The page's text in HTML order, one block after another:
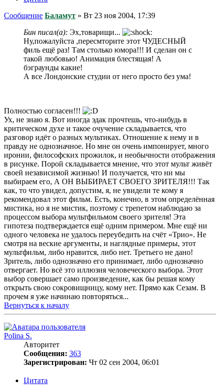
Сообщение Баламут » Вт 23 ноя 2004, 17:39
Бин писал(а): Эх,товарищи...
Ну,пожалуйста ,пересмторите этот ЧУДЕСНЫЙ
филь ещё раз! Там столько юмора!!! И сделан он с
такой любовью! Анимация блестящая! А
бэграунды какие!
А все Лондонские студии от него просто без ума!
Полностью согласен!!!
Ух, не знаю я. Вот иногда эдак прочтешь, что-нибудь в
критическом духе и такое очучение складывается, что
разговор идёт о разных мультиках. Отношение к нему и в
правду не однозначное. Но мне он очень импонирует, много
иронии, философских прожилок, и необычности отображения
в рисунке. Порой складывается мнение, что этот мульт живёт
своей независимой жизнью! И получается, что ни мы
выбираем его, А ОН ВЫБИРАЕТ СВОЕГО ЗРИТЕЛЯ!!! Так
как, то что увидел, допустим, я, не увидели те кому я
рекомендовал этот фильм. Есть, конечно, в этом определённая
мистика, но я не мистик, поэтому с трепетом наблюдаю за
процессом выбора мультфильмом своего зрителя! Эта
гипотеза подтверждается ещё одним примером. Мне ещё ни
одного человека не удалось переубедить на счёт «Трио». Не
смотря на веские аргументы, и наглядные примеры, этот
мультфильм, либо нравится, либо нет. Третьего не дано!
Зритель, либо однозначно его принимает, либо однозначно
отвергает. Но всё это иллюзия человеческого выбора. Этот
выбор совершает само произведение, как бы решая кому
открыть свою сокровищницу, кому нет. Прямо как Сезам. В
прочем я уже начинаю повторяться...
Вернуться к началу
Polina S.
Авторитет
Сообщения: 363
Зарегистрирован: Чт 02 сен 2004, 06:01
Цитата